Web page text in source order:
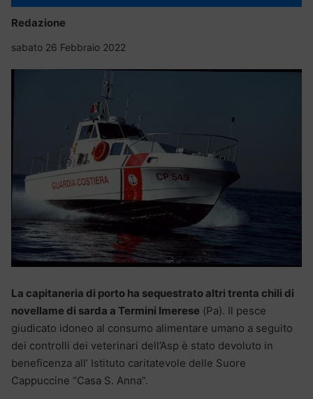
Redazione
sabato 26 Febbraio 2022
La capitaneria di porto ha sequestrato altri trenta chili di
novellame di sarda a Termini Imerese (Pa). Il pesce
giudicato idoneo al consumo alimentare umano a seguito
dei controlli dei veterinari dell’Asp è stato devoluto in
beneficenza all’ Istituto caritatevole delle Suore
Cappuccine “Casa S. Anna”.